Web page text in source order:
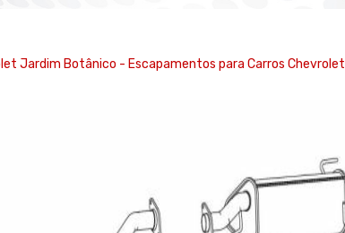
Jardim Botânico - Escapamentos para Carros Chevrolet